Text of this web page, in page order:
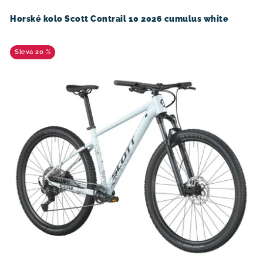
Horské kolo Scott Contrail 10 2026 cumulus white
20 %